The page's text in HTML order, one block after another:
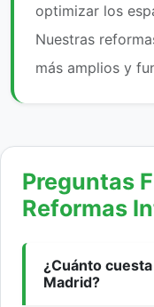
optimizar los
Nuestras
más amplios y
Preguntas
Reformas
¿Cuánto
Madrid?